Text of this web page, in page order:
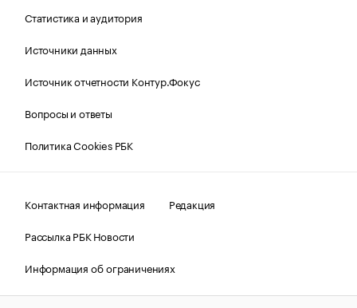
Статистика и аудитория
Источники данных
Источник отчетности Контур.Фокус
Вопросы и ответы
Политика Cookies РБК
Контактная информация
Редакция
Рассылка РБК Новости
Информация об ограничениях
Правовая информация
О соблюдении авторских прав